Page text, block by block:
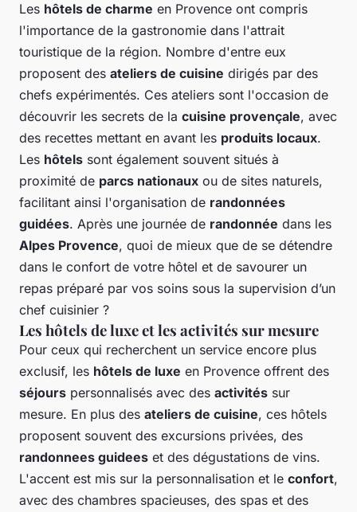
Les hôtels de charme en Provence ont compris
l'importance de la gastronomie dans l'attrait
touristique de la région. Nombre d'entre eux
proposent des ateliers de cuisine dirigés par des
chefs expérimentés. Ces ateliers sont l'occasion de
découvrir les secrets de la cuisine provençale, avec
des recettes mettant en avant les produits locaux.
Les hôtels sont également souvent situés à
proximité de parcs nationaux ou de sites naturels,
facilitant ainsi l'organisation de randonnées
guidées. Après une journée de randonnée dans les
Alpes Provence, quoi de mieux que de se détendre
dans le confort de votre hôtel et de savourer un
repas préparé par vos soins sous la supervision d’un
chef cuisinier ?
Les hôtels de luxe et les activités sur mesure
Pour ceux qui recherchent un service encore plus
exclusif, les hôtels de luxe en Provence offrent des
séjours personnalisés avec des activités sur
mesure. En plus des ateliers de cuisine, ces hôtels
proposent souvent des excursions privées, des
randonnees guidees et des dégustations de vins.
L'accent est mis sur la personnalisation et le confort,
avec des chambres spacieuses, des spas et des